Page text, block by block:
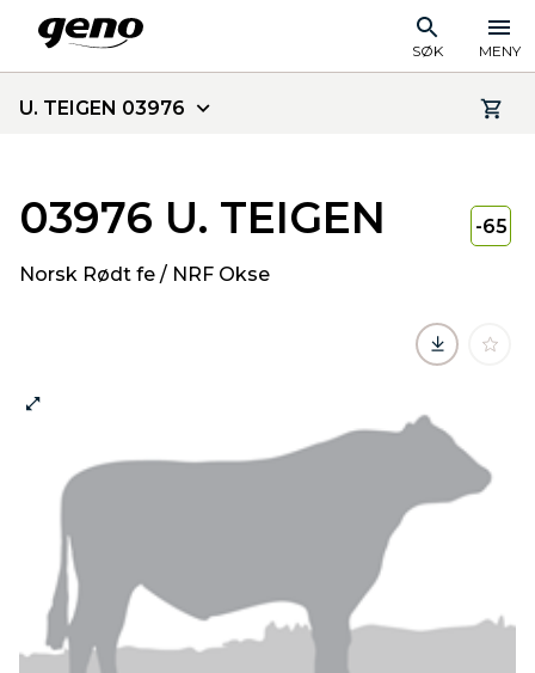
SØK MENY
U. TEIGEN 03976
03976 U. TEIGEN
Norsk Rødt fe / NRF Okse
-65